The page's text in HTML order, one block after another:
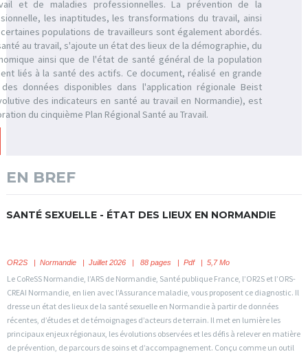
et de maladies professionnelles. La prévention de la
les inaptitudes, les transformations du travail, ainsi
populations de travailleurs sont également abordés.
au travail, s'ajoute un état des lieux de la démographie, du
ainsi que de l'état de santé général de la population
liés à la santé des actifs. Ce document, réalisé en grande
données disponibles dans l'application régionale Beist
des indicateurs en santé au travail en Normandie), est
du cinquième Plan Régional Santé au Travail.
EN BREF
SANTÉ SEXUELLE - ÉTAT DES LIEUX EN NORMANDIE
OR2S | Normandie| Juillet 2026 | 88 pages | Pdf | 5,7 Mo
Le CoReSS Normandie, l’ARS de Normandie, Santé publique France, l’OR2S et l’ORS-
CREAI Normandie, en lien avec l’Assurance maladie, vous proposent ce diagnostic. Il
dresse un état des lieux de la santé sexuelle en Normandie à partir de données
récentes, d’études et de témoignages d’acteurs de terrain. Il met en lumière les
principaux enjeux régionaux, les évolutions observées et les défis à relever en matière
de prévention, de parcours de soins et d’accompagnement. Conçu comme un outil